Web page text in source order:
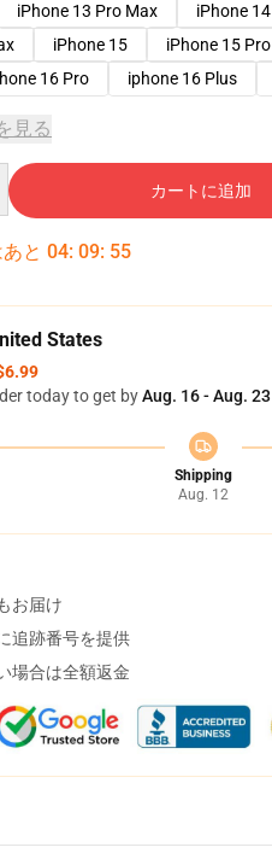
iPhone 13 Pro Max iPhone 14
iPhone 15 iPhone 15 Pro
16 Pro iphone 16 Plus
見る
カートに追加
と 04: 09: 54
States
today to get byAug. 16 - Aug. 23
Shipping
Aug. 12
お届け
追跡番号を提供
場合は全額返金